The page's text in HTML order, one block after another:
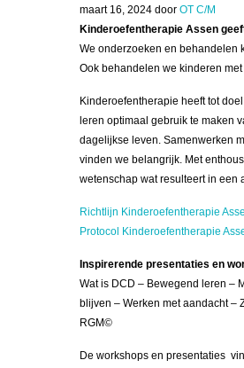
maart 16, 2024 door OT C/M
Kinderoefentherapie Assen
We onderzoeken en behandelen
Ook behandelen we kinderen
Kinderoefentherapie heeft tot
leren optimaal gebruik te maken
dagelijkse leven. Samenwerken
vinden we belangrijk. Met
wetenschap wat resulteert in
Richtlijn Kinderoefentherapie
Protocol Kinderoefentherapie
Inspirerende presentaties en
Wat is DCD – Bewegend leren –
blijven – Werken met aandacht –
RGM©
De workshops en presentaties